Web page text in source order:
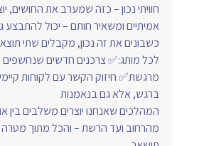
חוויתי נכון – כזה שמערב את החושים,
אמיתיים ומשאיר חותם – יכול להתבצע
כשבונים את זה נכון, מקבלים שתי
לכל מותג:✅ צרכנים חדשים שנחשפים
מרגשת✅ חיזוק הקשר עם לקוחות
ברגש, אלא גם בנאמנות
המהלכים שאנחנו יוצרים משלבים בין
מהרחוב ועד הרשת – והכל מתוך